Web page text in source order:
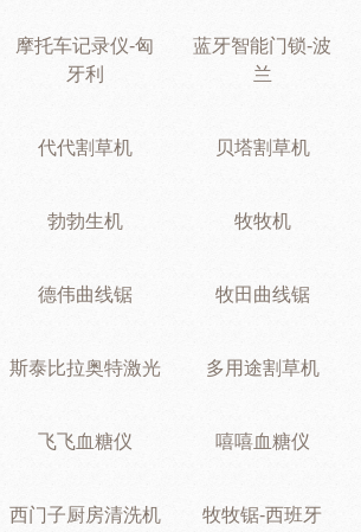
摩托车记录仪-匈
牙利
蓝牙智能门锁-波
兰
代代割草机 贝塔割草机
勃勃生机 牧牧机
德伟曲线锯 牧田曲线锯
斯泰比拉奥特激光 多用途割草机
飞飞血糖仪 嘻嘻血糖仪
西门子厨房清洗机
牧牧锯-西班牙